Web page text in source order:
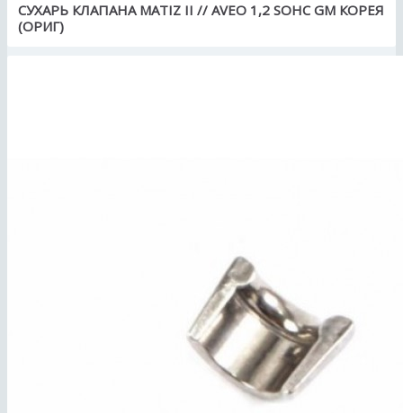
СУХАРЬ КЛАПАНА MATIZ II // AVEO 1,2 SOHC GM КОРЕЯ
(ОРИГ)